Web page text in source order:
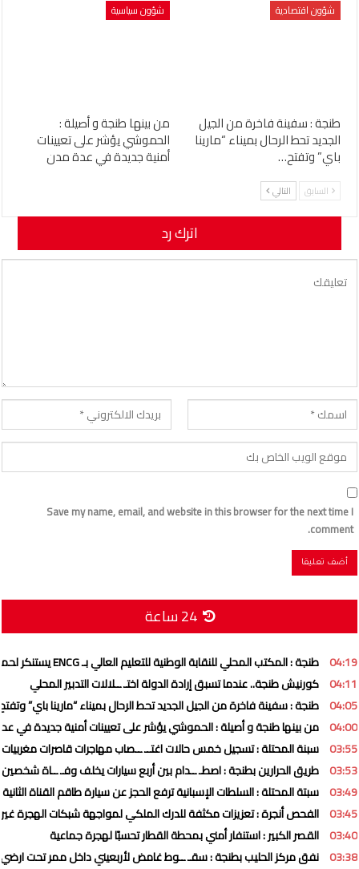
شؤون اقتصادية
طنجة : سفينة فاخرة من الجيل
الجديد تحط الرحال بميناء “مارينا
باي” وتفتح…
شؤون سياسية
من بينها طنجة و أصيلة :
الحموشي يؤشر على تعيينات
أمنية جديدة في عدة مدن
السابق التالي
اترك رد
لن يتم نشر عنوان بريدك الإلكتروني.
Save my name, email, and website in this browser for the next time I
comment.
24 ساعة
04:19 طنجة : المكتب المحلي للنقابة الوطنية للتعليم العالي بـ ENCG يستنكر لحملة ممنهجة تستهدف المؤسسة وهيئاتها التمثيلية
04:11 كورنيش طنجة.. عندما تسبق إرادة الدولة اختـ ــلالات التدبير المحلي
04:05 طنجة : سفينة فاخرة من الجيل الجديد تحط الرحال بميناء “مارينا باي”
04:00 من بينها طنجة و أصيلة : الحموشي يؤشر على تعيينات أمنية جديدة في
03:55 سبنة المحتلة : تسجيل خمس حالات اغتــ ــصاب مهاجرات قاصرات مغربيات
03:53 طريق الحرارين بطنجة : اصطـ ــدام بين أربع سيارات يخلف وفـ ــاة شخصين
03:49 سبتة المحتلة : السلطات الإسبانية ترفع الحجز عن سيارة طاقم القناة
03:45 الفحص أنجرة : تعزيزات مكثفة للدرك الملكي لمواجهة شبكات الهجرة غير
03:40 القصر الكبير : استنفار أمني بمحطة القطار تحسبًا لهجرة جماعية
03:38 نفق مركز الحليب بطنجة : سقـ ــوط غامض لأربعيني داخل ممر تحت ارضي